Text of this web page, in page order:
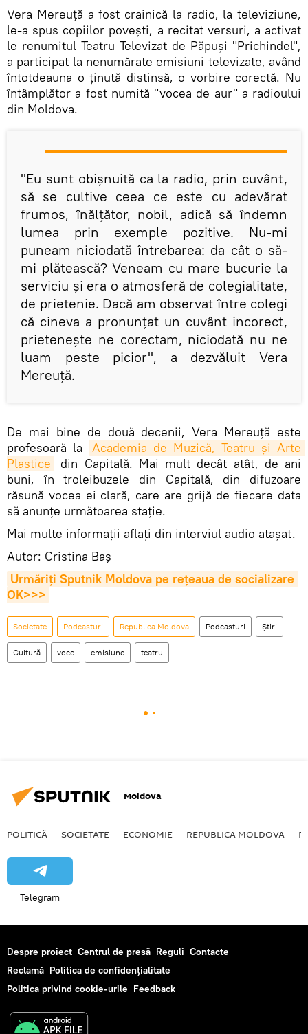
Vera Mereuță a fost crainică la radio, la televiziune,
le-a spus copiilor povești, a recitat versuri, a activat
le renumitul Teatru Televizat de Păpuși "Prichindel",
a participat la nenumărate emisiuni televizate, având
întotdeauna o ținută distinsă, o vorbire corectă. Nu
întâmplător a fost numită "vocea de aur" a radioului
din Moldova.
"Eu sunt obișnuită ca la radio, prin cuvânt,
să se cultive ceea ce este cu adevărat
frumos, înălțător, nobil, adică să îndemn
lumea prin exemple pozitive. Nu-mi
puneam niciodată întrebarea: da cât o să-
mi plătească? Veneam cu mare bucurie la
serviciu și era o atmosferă de colegialitate,
de prietenie. Dacă am observat între colegi
că cineva a pronunțat un cuvânt incorect,
prietenește ne corectam, niciodată nu ne
luam peste picior", a dezvăluit Vera
Mereuță.
De mai bine de două decenii, Vera Mereuță este
profesoară la
Academia de Muzică, Teatru și Arte
Plastice
din Capitală. Mai mult decât atât, de ani
buni, în troleibuzele din Capitală, din difuzoare
răsună vocea ei clară, care are grijă de fiecare data
să anunțe următoarea stație.
Mai multe informații aflați din interviul audio atașat.
Autor: Cristina Baș
Urmăriți Sputnik Moldova pe rețeaua de socializare
OK>>>
Societate Podcasturi Republica Moldova Podcasturi Știri
Cultură voce emisiune teatru
Moldova
POLITICĂ SOCIETATE ECONOMIE REPUBLICA MOLDOVA
Telegram
Despre proiect Centrul de presă Reguli Contacte
Reclamă Politica de confidențialitate
Politica privind cookie-urile Feedback